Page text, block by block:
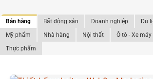
Bán hàng Bất động sản Doanh nghiệp Du
Mỹ phẩm
Nhà hàng Nội thất Ô tô - Xe máy
Thực phẩm